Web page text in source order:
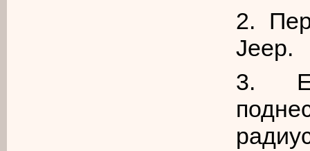
2.
Jeep.
3.